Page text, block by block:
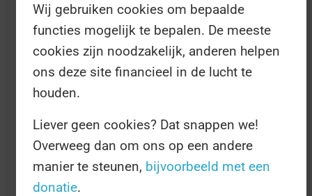
Europese Dag van Gilles de la Tourette
op 7 juni
Gezondheid
De meeste mensen denken bij Tourette
vloekt. En hoewel dat één van de
symptomen van de aandoening kan zijn
beslaat Tourette nog veel meer.
Wij gebruiken cookies om bepaalde
functies mogelijk te bepalen. De meeste
cookies zijn noodzakelijk, anderen helpen
ons deze site financieel in de lucht te
houden.
Liever geen cookies? Dat snappen we!
Overweeg dan om ons op een andere
manier te steunen, bijvoorbeeld met een
donatie.